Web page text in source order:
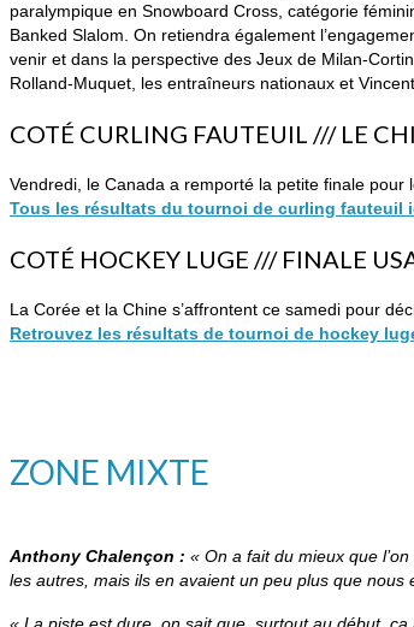
paralympique en Snowboard Cross, catégorie
Banked Slalom. On retiendra également
venir et dans la perspective des Jeux de Milan-
Rolland-Muquet, les entraîneurs nationaux et
COTÉ CURLING FAUTEUIL /// LE
Vendredi, le Canada a remporté la petite finale pour
Tous les résultats du tournoi de curling fauteuil
COTÉ HOCKEY LUGE /// FINALE
La Corée et la Chine s’affrontent ce samedi pour
Retrouvez les résultats de tournoi de hockey
ZONE MIXTE
Anthony Chalençon : « On a fait du mieux que
les autres, mais ils en avaient un peu plus que
« La piste est dure, on sait que, surtout au début,